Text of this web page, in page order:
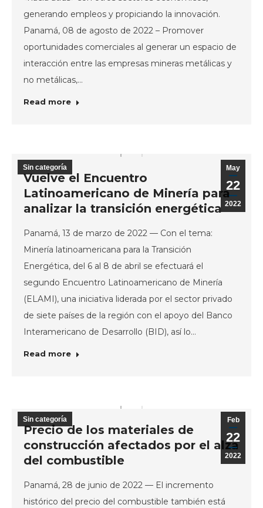
generando empleos y propiciando la innovación.
Panamá, 08 de agosto de 2022 – Promover
oportunidades comerciales al generar un espacio de
interacción entre las empresas mineras metálicas y
no metálicas,…
Read more
May
22
2022
Sin categoría
Vuelve el Encuentro
Latinoamericano de Minería para
analizar la transición energética
Panamá, 13 de marzo de 2022 — Con el tema:
Minería latinoamericana para la Transición
Energética, del 6 al 8 de abril se efectuará el
segundo Encuentro Latinoamericano de Minería
(ELAMI), una iniciativa liderada por el sector privado
de siete países de la región con el apoyo del Banco
Interamericano de Desarrollo (BID), así lo…
Read more
Feb
22
2022
Sin categoría
Precio de los materiales de
construcción afectados por el alza
del combustible
Panamá, 28 de junio de 2022 — El incremento
histórico del precio del combustible también está